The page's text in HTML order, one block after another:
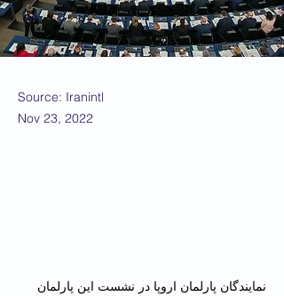
Source: Iranintl
Nov 23, 2022
نمایندگان پارلمان اروپا در نشست این پارلمان